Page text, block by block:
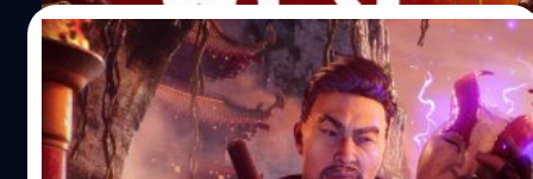
และอาวุธอีกสารพัดรูปแบบ สามารถเล่นโหมดเนื้อเรื่องเพื่ออัป
เกรดอาวุธหรือจะสนุกกับการล่ากับเพื่อน ๆ ในโหมด Co-op
ก็ได้ ระบบเกมที่น่าสนใจ โหมดเล่นคนเดียวและโหมด Co-op
สามารถสร้างสรรค์สไตล์การต่อสู้ได้รุนแรงไร้ขีดจำกัดเล่าขาน
ตำนานปีศาจและความเชื่อของโลกฝั่งตะวันตกอย่างมีสไตล์
พัฒนาตัวละครด้วยการอัปเกรดความสามารถพิเศษ (Perks)
27/10/2021
Shadow Warrior 3 เลื่อนวางจำหน่ายออกไป
เป็นปี 2022